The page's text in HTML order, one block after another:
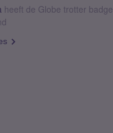
heeft de Globe trotter badge